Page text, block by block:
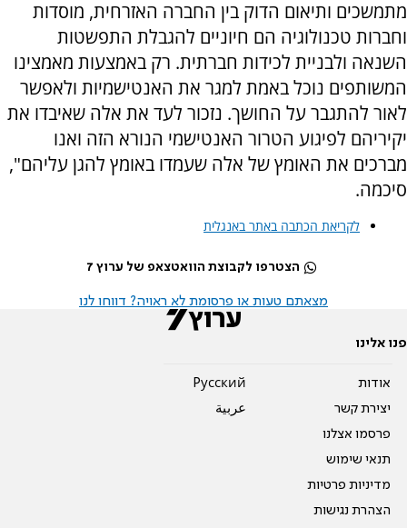
מתמשכים ותיאום הדוק בין החברה האזרחית, מוסדות
וחברות טכנולוגיה הם חיוניים להגבלת התפשטות
השנאה ולבניית לכידות חברתית. רק באמצעות מאמצינו
המשותפים נוכל באמת למגר את האנטישמיות ולאפשר
לאור להתגבר על החושך. נזכור לעד את אלה שאיבדו את
יקיריהם לפיגוע הטרור האנטישמי הנורא הזה ואנו
מברכים את האומץ של אלה שעמדו באומץ להגן עליהם",
סיכמה.
לקריאת הכתבה באתר באנגלית
הצטרפו לקבוצת הוואטצאפ של ערוץ 7
מצאתם טעות או פרסומת לא ראויה? דווחו לנו
פנו אלינו
אודות
יצירת קשר
פרסמו אצלנו
תנאי שימוש
מדיניות פרטיות
הצהרת נגישות
Pусский
عربية